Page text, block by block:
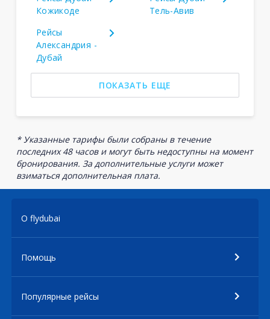
Кожикоде
Тель-Авив
Рейсы
Александрия -
Дубай
ПОКАЗАТЬ ЕЩЕ
* Указанные тарифы были собраны в течение
последних 48 часов и могут быть недоступны на момент
бронирования. За дополнительные услуги может
взиматься дополнительная плата.
О flydubai
Помощь
Популярные рейсы